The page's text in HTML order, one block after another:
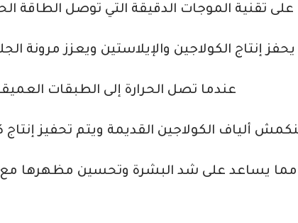
على تقنية الموجات الدقيقة التي توصل الطاقة
إنتاج الكولاجين والإيلاستين ويعزز مرونة
عندما تصل الحرارة إلى الطبقات
ألياف الكولاجين القديمة ويتم تحفيز إنتاج
مما يساعد على شد البشرة وتحسين مظهرها مع